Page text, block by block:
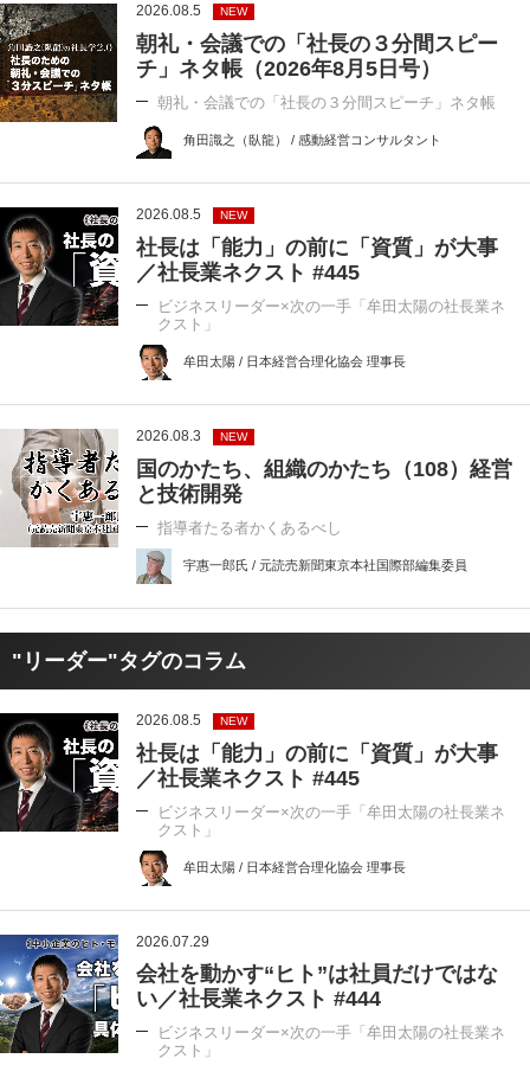
2026.08.5 NEW
朝礼・会議での「社長の３分間スピー
チ」ネタ帳（2026年8月5日号）
朝礼・会議での「社長の３分間スピーチ」ネタ帳
角田識之（臥龍） / 感動経営コンサルタント
2026.08.5 NEW
社長は「能力」の前に「資質」が大事
／社長業ネクスト #445
ビジネスリーダー×次の一手「牟田太陽の社長業ネ
クスト」
牟田太陽 / 日本経営合理化協会 理事長
2026.08.3 NEW
国のかたち、組織のかたち（108）経営
と技術開発
指導者たる者かくあるべし
宇惠一郎氏 / 元読売新聞東京本社国際部編集委員
"リーダー"タグのコラム
2026.08.5 NEW
社長は「能力」の前に「資質」が大事
／社長業ネクスト #445
ビジネスリーダー×次の一手「牟田太陽の社長業ネ
クスト」
牟田太陽 / 日本経営合理化協会 理事長
2026.07.29
会社を動かす“ヒト”は社員だけではな
い／社長業ネクスト #444
ビジネスリーダー×次の一手「牟田太陽の社長業ネ
クスト」